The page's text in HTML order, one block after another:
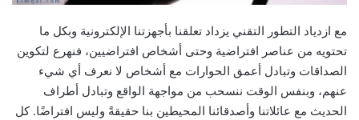
مع ازدياد التطور التقني يزداد تعلقنا بأجهزتنا الإلكترونية وبكل ما
تحتويه من عناصر افتراضية وحتى أشخاص افتراضيين، فنهرع لتكوين
الصداقات وتبادل أعمق الحوارات مع أشخاص لا نعرف أي شيء
عنهم، وبنفس الوقت ننسحب من مواجهة الواقع وتبادل أطراف
الحديث مع عائلاتنا وأصدقائنا المحيطين بنا حقيقةً وليس افتراضًا. كل